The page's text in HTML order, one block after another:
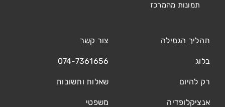
תמונות מהמרכז
תהליך הגמילה
בלוג
רק להיום
אנציקלופדיה
צור קשר
074-7361656
שאלות ותשובות
משפטי